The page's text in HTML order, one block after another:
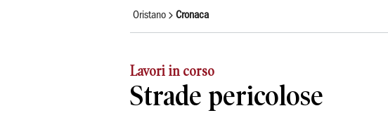
Oristano Cronaca
Lavori in corso
Strade pericolose